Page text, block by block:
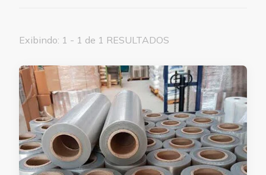
Exibindo: 1 - 1 de 1 RESULTADOS